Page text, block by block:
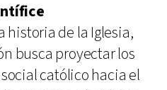
historia de la Iglesia,
busca proyectar los
católico hacia el